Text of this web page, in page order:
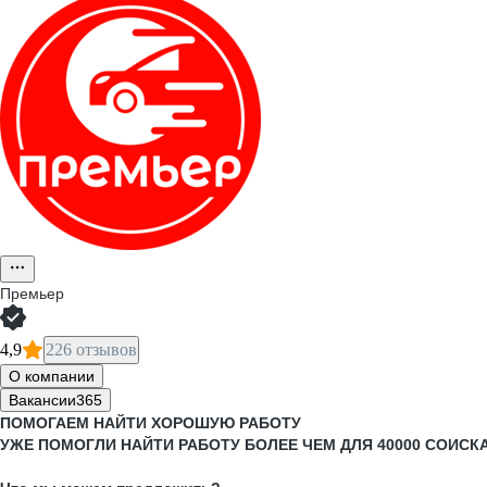
Премьер
4,9 226 отзывов
О компании
Вакансии365
ПОМОГАЕМ НАЙТИ ХОРОШУЮ РАБОТУ
УЖЕ ПОМОГЛИ НАЙТИ РАБОТУ БОЛЕЕ ЧЕМ ДЛЯ 40000